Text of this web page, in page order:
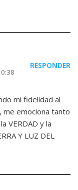
RESPONDER
mi fidelidad al
me emociona tanto
VERDAD y la
Y LUZ DEL